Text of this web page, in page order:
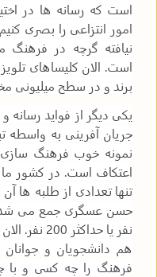
است که رسانه ها در
امور انتزاعی را بصری
نیافته گرچه در فرهنگ
است. الان کلیساهای
برند و در سطح میلیونی
یکی دیگر از فواید رسانه
جریان آفرینی به واسطه
نمونه خوب فرهنگ
اعتکاف است. در کشور
تنها تعدادی از طلبه ها
نفر یا
هم دانشجویان و
فرهنگ را چه کسی و با